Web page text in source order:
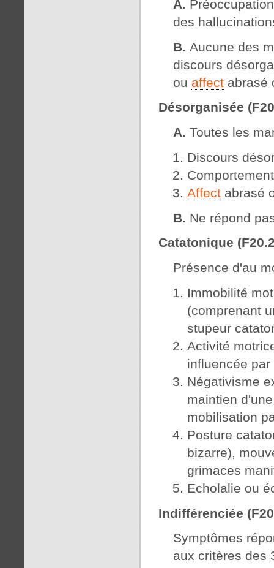
A.
des
B. Aucune des
discours
ou affectabrasé
Désorganisée
A. Toutes les
Discours
Affect abrasé
B. Ne répond
Catatonique
Présence d'au
Immobilité
(comprenant
stupeur
Activité
influencée
Négativisme
maintien
mobilisation
Posture
bizarre),
grimaces
Echolalie ou
Indifférenciée
Symptômes
aux critères des